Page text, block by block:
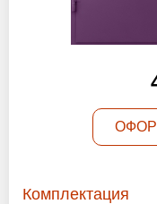
Оптовикам
Комплектация